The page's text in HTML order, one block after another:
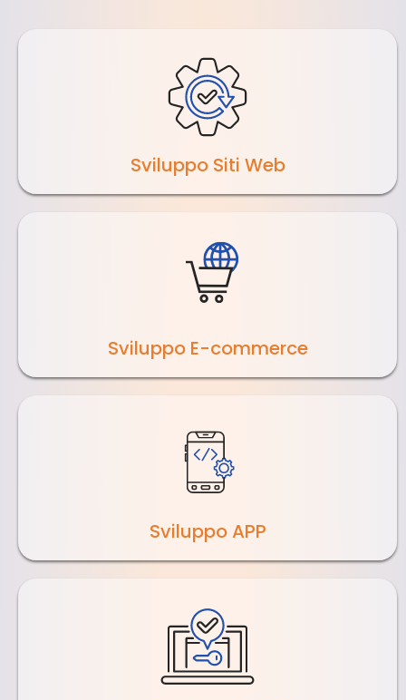
Sviluppo Siti Web
Sviluppo E-commerce
Sviluppo APP